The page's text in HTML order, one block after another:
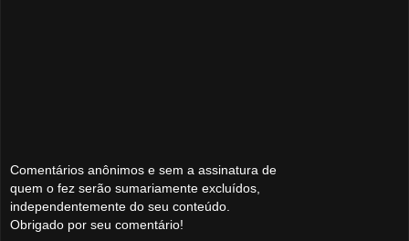
Comentários anônimos e sem a assinatura de
quem o fez serão sumariamente excluídos,
independentemente do seu conteúdo.
Obrigado por seu comentário!